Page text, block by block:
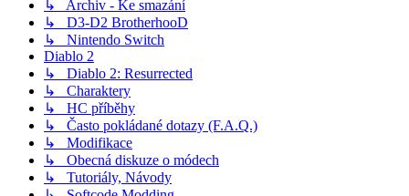
↳ Archiv - Ke smazání
↳ D3-D2 BrotherhooD
↳ Nintendo Switch
Diablo 2
↳ Diablo 2: Resurrected
↳ Charaktery
↳ HC příběhy
↳ Často pokládané dotazy (F.A.Q.)
↳ Modifikace
↳ Obecná diskuze o módech
↳ Tutoriály, Návody